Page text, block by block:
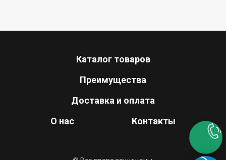
Каталог товаров
Преимущества
Доставка и оплата
О нас
Контакты